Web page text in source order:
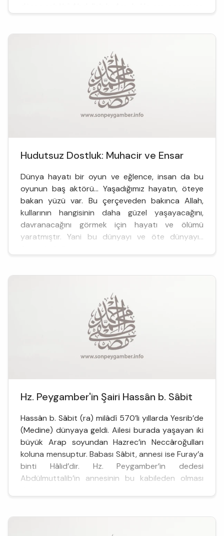
Hudutsuz Dostluk: Muhacir ve Ensar
Dünya hayatı bir oyun ve eğlence, insan da bu
oyunun baş aktörü… Yaşadığımız hayatın, öteye
bakan yüzü var. Bu çerçeveden bakınca Allah,
kullarının hangisinin daha güzel yaşayacağını,
davranacağını görmek için hayatı ve ölümü
yaratmıştır. Yani bu dünyayı ve öte dünyayı…
Hz. Peygamber'in Şairi Hassân b. Sâbit
Hassân b. Sâbit (ra) milâdî 570’li yıllarda Yesrib’de
(Medine) dünyaya geldi. Ailesi burada yaşayan iki
büyük Arap soyundan Hazrec’in Neccâroğulları
koluna mensuptur. Babası Sâbit, annesi ise Furay’a
binti Hâlid’dir. Hz. Peygamber’in dedesi
Abdülmuttalib’in annesinin bu kabileden olması